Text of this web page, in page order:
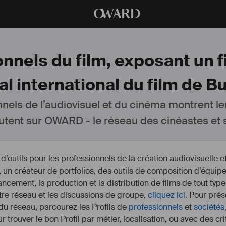
OWARD
du film, exposant un
international du film de
de l’audiovisuel et du cinéma montrent
sur OWARD - le réseau des cinéastes et
pour les professionnels de la création audiovisuelle
créateur de portfolios, des outils de composition
la production et la distribution de films de tout
réseau et les discussions de groupe, cliquez ici. Pour
réseau, parcourez les Profils de professionnelsetsociétés
trouver le bon Profil par métier, localisation, ou avec des